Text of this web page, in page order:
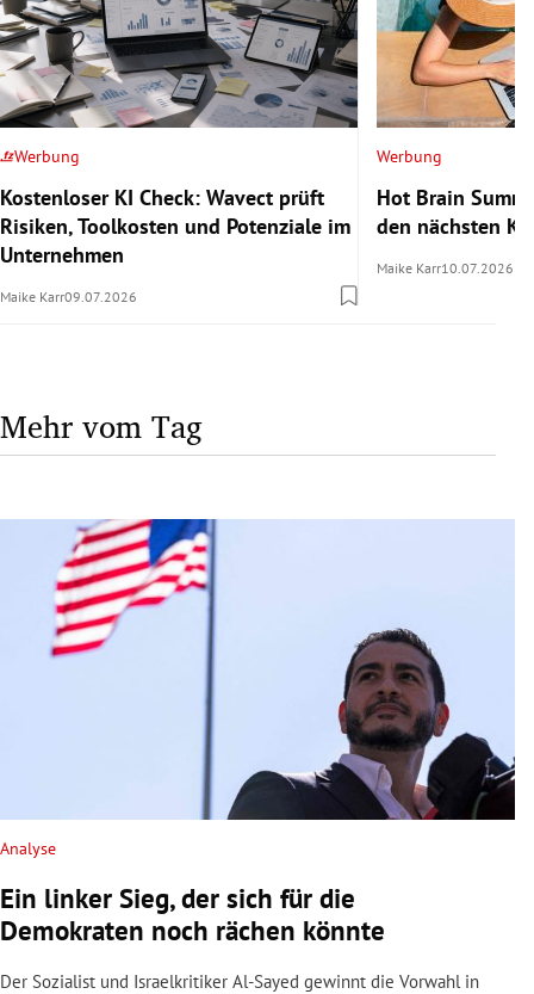
Werbung
Kostenloser KI Check: Wavect prüft
Risiken, Toolkosten und Potenziale im
Unternehmen
Maike Karr09.07.2026
Werbung
Hot Brain
den nächsten
Maike Karr10.07.2026
Mehr vom Tag
Analyse
Ein linker Sieg, der sich für die
Demokraten noch rächen könnte
Der Sozialist und Israelkritiker Al-Sayed gewinnt die Vorwahl in